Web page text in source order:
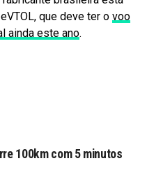
que deve ter o voo
ainda este ano.
100km com 5 minutos